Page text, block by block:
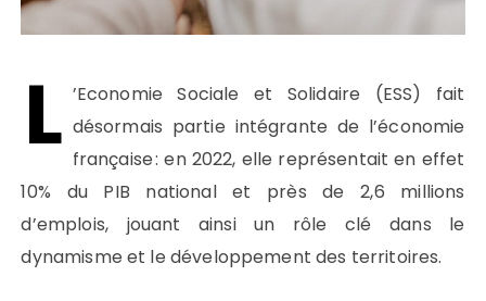
L ’Economie Sociale et Solidaire (ESS)
fait
désormais partie intégrante de l’économie
française: en 2022, elle représentaiten effet
10% du PIB nationalet près de2,6 millions
d’emplois, jouant ainsi un rôleclé
dans le
dynamisme et le développement des territoires.